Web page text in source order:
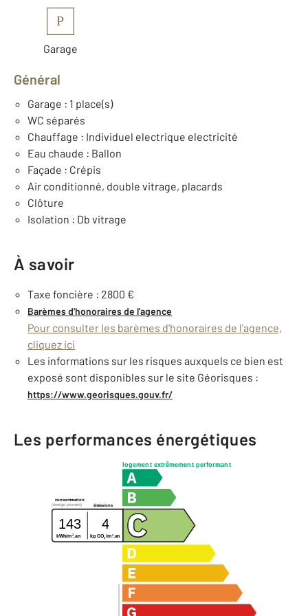
P
Garage
Général
Garage : 1 place(s)
WC séparés
Chauffage : Individuel electrique electricité
Eau chaude : Ballon
Façade : Crépis
Air conditionné, double vitrage, placards
Clôture
Isolation : Db vitrage
À savoir
Taxe foncière : 2800 €
Barèmes d'honoraires de l'agence
Pour consulter les barèmes d'honoraires de l'agence,
cliquez ici
Les informations sur les risques auxquels ce bien est
exposé sont disponibles sur le site Géorisques :
https://www.georisques.gouv.fr/
Les performances énergétiques
logement extrêmement performant
consommation
émissions
(énergie primaire)
143 4
kWh/m 2 .an kg CO2/m2.an